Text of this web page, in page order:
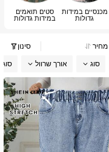
מכנסיים במידות
גדולות
סטים תואמים
במידות גדולות
מחיר סינון
סוג אורך שרוול סוג